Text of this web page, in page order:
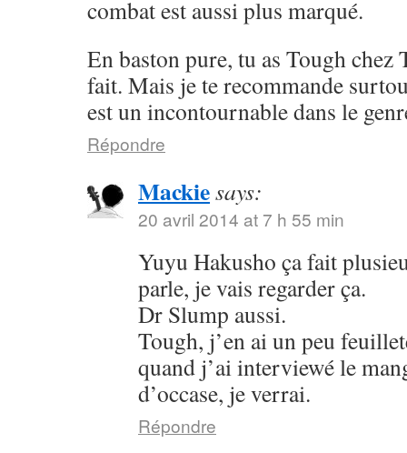
combat est aussi plus marqué.
En baston pure, tu as Tough chez
fait. Mais je te recommande
est un incontournable dans le
Répondre
Mackiesays:
20 avril 2014 at 7 h 55 min
Yuyu Hakusho ça fait
parle, je vais regarder ça.
Dr Slump aussi.
Tough, j’en ai un peu
quand j’ai interviewé le
d’occase, je verrai.
Répondre